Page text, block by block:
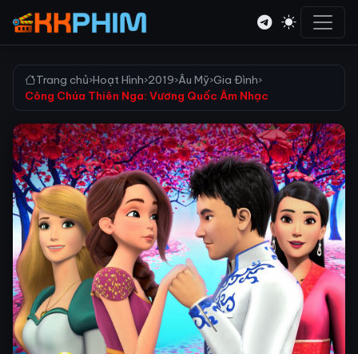
Trang chủ›Hoạt Hình›2019›Âu Mỹ›Gia Đình›
Công Chúa Thiên Nga: Vương Quốc Âm Nhạc